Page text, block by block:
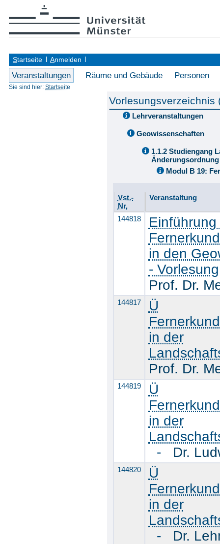
Startseite Anmelden
Veranstaltungen Räume und Gebäude Personen
Sie sind hier: Startseite
Vorlesungsverzeichnis
Lehrveranstaltungen
Geowissenschaften
1.1.2 Studiengang
Änderungsordnung
Modul B 19:
Vst.-
Nr.
Veranstaltung
144818
in den
- Vorlesung
Prof. Dr.
144817
Ü
in der
Prof. Dr.
144819
Ü
in der
- Dr.
144820
Ü
in der
- Dr.